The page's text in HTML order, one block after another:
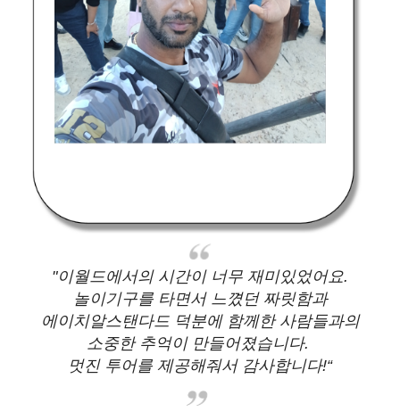
"이월드에서의 시간이 너무 재미있었어요.
놀이기구를 타면서 느꼈던 짜릿함과
에이치알스탠다드 덕분에 함께한 사람들과의
소중한 추억이 만들어졌습니다.
멋진 투어를 제공해줘서 감사합니다!“